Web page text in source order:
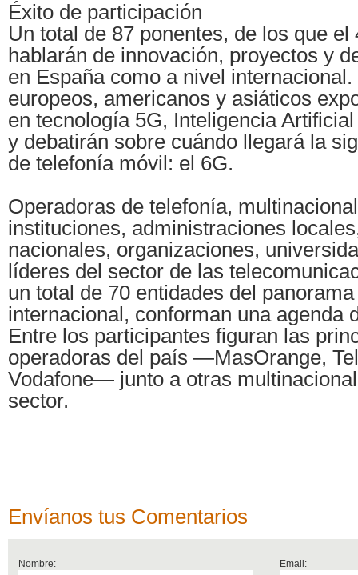
Éxito de participación
Un total de 87 ponentes, de los que
hablarán de innovación, proyectos y
en España como a nivel
europeos, americanos y asiáticos
en tecnología 5G, Inteligencia
y debatirán sobre cuándo llegará la
de telefonía móvil: el 6G.
Operadoras de telefonía,
instituciones, administraciones
nacionales, organizaciones,
líderes del sector de las
un total de 70 entidades del
internacional, conforman una agenda
Entre los participantes figuran las
operadoras del país —MasOrange,
Vodafone— junto a otras
sector.
Envíanos tus Comentarios
Nombre: Email: